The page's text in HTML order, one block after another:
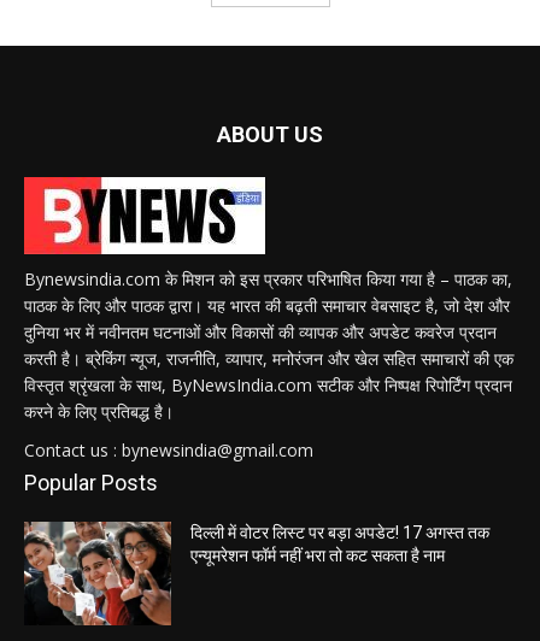
ABOUT US
Bynewsindia.com के मिशन को इस प्रकार परिभाषित किया गया है – पाठक का,
पाठक के लिए और पाठक द्वारा। यह भारत की बढ़ती समाचार वेबसाइट है, जो देश और
दुनिया भर में नवीनतम घटनाओं और विकासों की व्यापक और अपडेट कवरेज प्रदान
करती है। ब्रेकिंग न्यूज, राजनीति, व्यापार, मनोरंजन और खेल सहित समाचारों की एक
विस्तृत श्रृंखला के साथ, ByNewsIndia.com सटीक और निष्पक्ष रिपोर्टिंग प्रदान
करने के लिए प्रतिबद्ध है।
Contact us : bynewsindia@gmail.com
Popular Posts
दिल्ली में वोटर लिस्ट पर बड़ा अपडेट! 17 अगस्त तक
एन्यूमरेशन फॉर्म नहीं भरा तो कट सकता है नाम